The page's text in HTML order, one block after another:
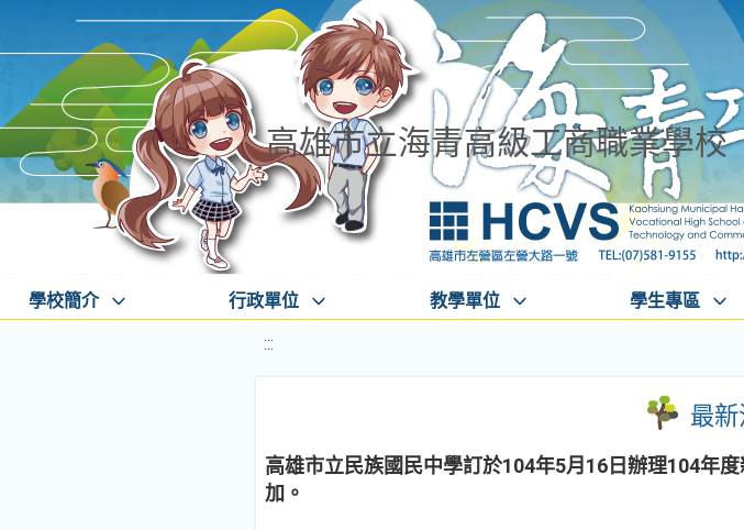
高雄市立海青高級工商職業學校
學校簡介 行政單位 教學單位 學生專區
:::
最
高雄市立民族國民中學訂於104年5月16日辦理104年
加。